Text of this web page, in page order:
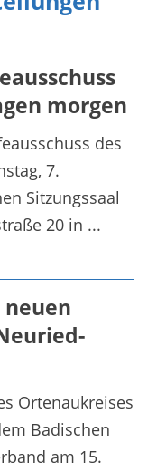
morgen
des
7.
Sitzungssaal
20 in ...
Ortenaukreises
Badischen
am 15.